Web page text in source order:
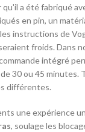
a été fabriqué
en pin, un
instructions de
froids. Dans
intégré
30 ou 45
différentes.
une expérience
, soulage les